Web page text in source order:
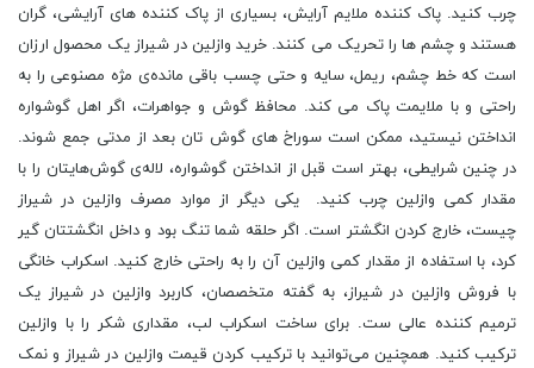
چرب کنید. پاک کننده‌ ملایم آرایش، بسیاری از پاک کننده‌ های آرایشی، گران
هستند و چشم ‌ها را تحریک می ‌کنند. خرید وازلین در شیراز یک محصول ارزان
است که خط چشم، ریمل، سایه و حتی چسب باقی مانده‌ی مژه مصنوعی را به
راحتی و با ملایمت پاک می کند. محافظ گوش و جواهرات، اگر اهل گوشواره
انداختن نیستید، ممکن است سوراخ‌ های گوش ‌تان بعد از مدتی جمع شوند.
در چنین شرایطی، بهتر است قبل از انداختن گوشواره، لاله‌ی گوش‌هایتان را با
مقدار کمی وازلین چرب کنید. یکی دیگر از موارد مصرف وازلین در شیراز
چیست، خارج کردن انگشتر است. اگر حلقه شما تنگ بود و داخل انگشتتان گیر
کرد، با استفاده از مقدار کمی وازلین آن را به راحتی خارج کنید. اسکراب خانگی
با فروش وازلین در شیراز، به گفته متخصصان، کاربرد وازلین در شیراز یک
ترمیم کننده‌ عالی ست. برای ساخت اسکراب لب، مقداری شکر را با وازلین
ترکیب کنید. همچنین می‌توانید با ترکیب کردن قیمت وازلین در شیراز و نمک